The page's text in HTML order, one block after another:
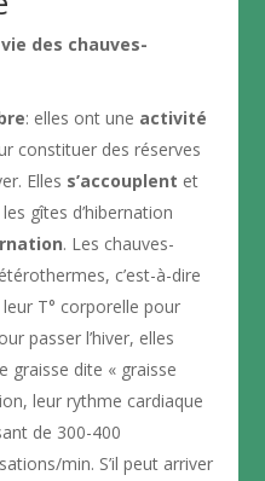
des chauves-
: elles ont une activité
constituer des réserves
Elles s’accouplent et
gîtes d’hibernation
. Les chauves-
c’est-à-dire
leur T° corporelle pour
passer l’hiver, elles
graisse dite « graisse
leur rythme cardiaque
de 300-400
min. S’il peut arriver